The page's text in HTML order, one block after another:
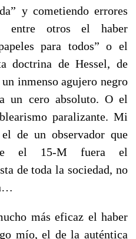
y cometiendo errores
entre otros el haber
para todos” o el
doctrina de Hessel, de
inmenso agujero negro
un cero absoluto. O el
paralizante. Mi
de un observador que
el 15-M fuera el
de toda la sociedad, no
más eficaz el haber
mío, el de la auténtica